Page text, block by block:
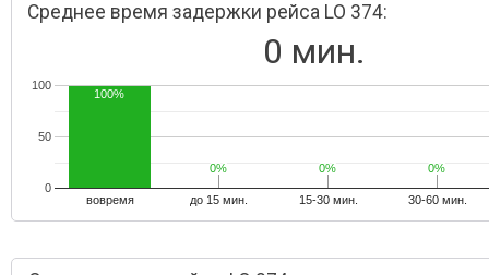
Среднее время задержки рейса LO 374:
0 мин.
вовремя до 15 мин. 15-30 мин. 30-60 мин.
0
50
100
100%
0%
0% 0%
0% 0%
0%